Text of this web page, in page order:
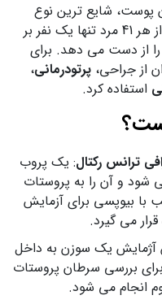
پوست، شایع ترین نوع
سرطان در مردان می باشد اما از هر 41 مرد تنها یک نفر بر
از دست می دهد. برای
از جراحی، پرتودرمانی،
استفاده کرد.
ترانس رکتال: یک پروب
می شود و آن را به پروستات
با بیوپسی برای آزمایش
می گیرد.
آژمایش یک سوزن به داخل
بررسی سرطان پروستات
انجام می شود.